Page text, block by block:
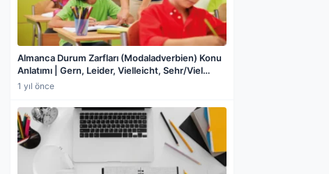
Almanca Durum Zarfları (Modaladverbien) Konu
Anlatımı | Gern, Leider, Vielleicht, Sehr/Viel
Farkı, Derece Zarfları, Olasılık Zarfları,
Rehber
1 yıl önce